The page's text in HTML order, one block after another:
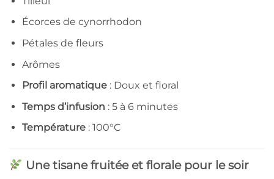
Écorces de cynorrhodon
Pétales de fleurs
Arômes
Profil aromatique: Doux et floral
Temps d’infusion : 5 à 6 minutes
Température: 100°C
Une tisane fruitée et florale pour le soir